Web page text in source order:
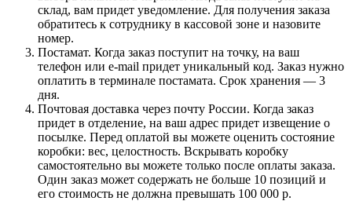
склад, вам придет уведомление. Для получения заказа
обратитесь к сотруднику в кассовой зоне и назовите
номер.
Постамат. Когда заказ поступит на точку, на ваш
телефон или e-mail придет уникальный код. Заказ нужно
оплатить в терминале постамата. Срок хранения — 3
дня.
Почтовая доставка через почту России. Когда заказ
придет в отделение, на ваш адрес придет извещение о
посылке. Перед оплатой вы можете оценить состояние
коробки: вес, целостность. Вскрывать коробку
самостоятельно вы можете только после оплаты заказа.
Один заказ может содержать не больше 10 позиций и
его стоимость не должна превышать 100 000 р.